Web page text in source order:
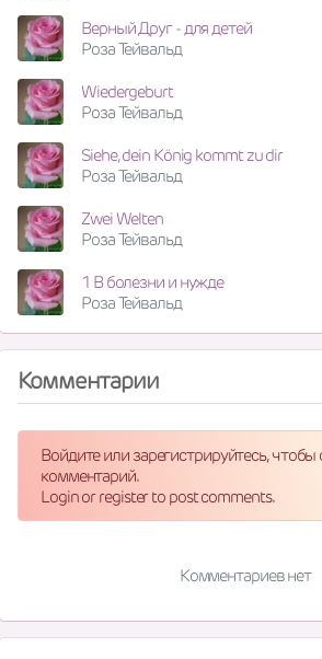
Верный Друг - для детей
Роза Тейвальд
Wiedergeburt
Роза Тейвальд
Siehe, dein König kommt zu dir
Роза Тейвальд
Zwei Welten
Роза Тейвальд
1 В болезни и нужде
Роза Тейвальд
Комментарии
Войдите или зарегистрируйтесь, чтобы
комментарий.
Login or register to post comments.
Комментариев нет